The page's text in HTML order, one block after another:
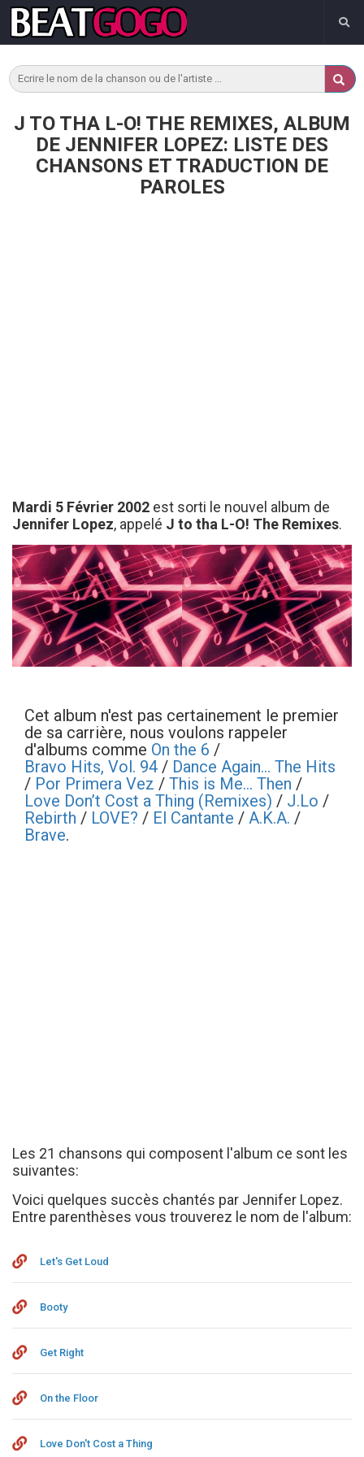
J TO THA L-O! THE REMIXES, ALBUM
DE JENNIFER LOPEZ: LISTE DES
CHANSONS ET TRADUCTION DE
PAROLES
Mardi 5 Février 2002 est sorti le nouvel album de
Jennifer Lopez, appelé J to tha L-O! The Remixes.
Cet album n'est pas certainement le premier
de sa carrière, nous voulons rappeler
d'albums comme On the 6 /
Bravo Hits, Vol. 94 / Dance Again... The Hits
/ Por Primera Vez / This is Me... Then /
Love Don’t Cost a Thing (Remixes) / J.Lo /
Rebirth / LOVE? / El Cantante / A.K.A. /
Brave.
Les 21 chansons qui composent l'album ce sont les
suivantes:
Voici quelques succès chantés par Jennifer Lopez.
Entre parenthèses vous trouverez le nom de l'album:
Let's Get Loud
Booty
Get Right
On the Floor
Love Don't Cost a Thing